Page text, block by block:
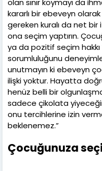
olan sınır koymayı da
kararlı bir ebeveyn
gereken kuralı da net
ona seçim yaptırın.
ya da pozitif seçim
sorumluluğunu
unutmayın ki ebeveyn
ilişki yoktur. Hayatta
henüz belli bir
sadece çikolata
onu tercihlerine izin
beklenemez.”
Çocuğunuza